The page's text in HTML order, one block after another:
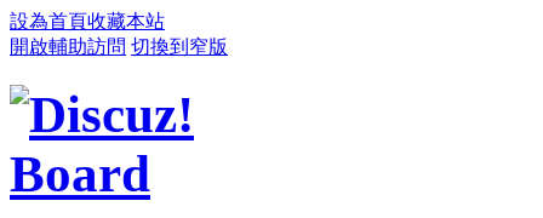
設為首頁收藏本站
開啟輔助訪問 切換到窄版